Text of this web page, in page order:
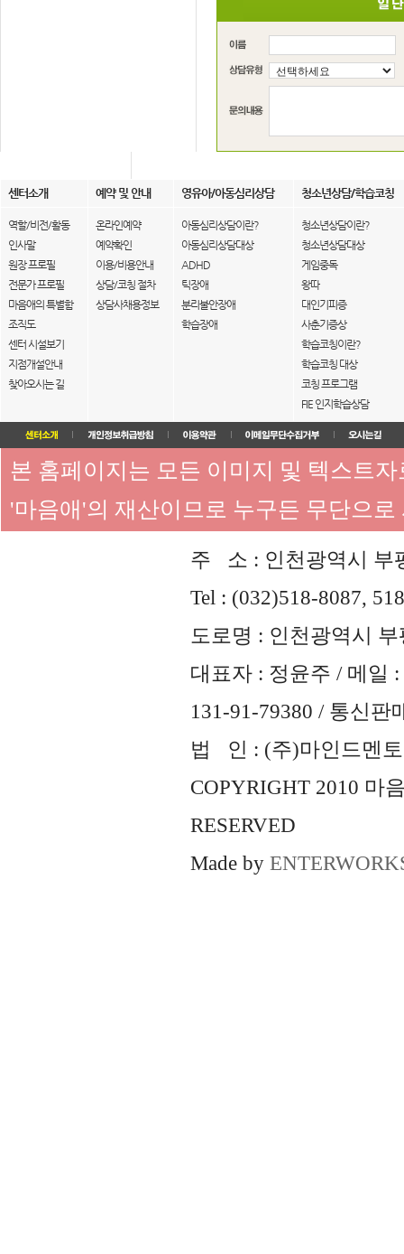
센터소개 예약 및 안내 영유아/아동심리상담 청소년상담/학습코칭
역할/비전/활동
인사말
원장 프로필
전문가 프로필
마음애의 특별함
조직도
센터 시설보기
지점개설안내
찾아오시는 길
온라인예약
예약확인
이용/비용안내
상담/코칭 절차
상담사채용정보
아동심리상담이란?
아동심리상담대상
ADHD
틱장애
분리불안장애
학습장애
청소년상담이란?
청소년상담대상
게임중독
왕따
대인기피증
사춘기증상
학습코칭이란?
학습코칭 대상
코칭 프로그램
FIE 인지학습상담
본 홈페이지는 모든 이미지 및 텍스트
'마음애'의 재산이므로 누구든 무단으
주 소 : 인천광역시 부
Tel : (032)518-8087,
도로명 : 인천광역시
대표자 : 정윤주 / 메일 :
131-91-79380 / 통신판
법 인 : (주)마인드멘토
COPYRIGHT 2010 마
RESERVED
Made by